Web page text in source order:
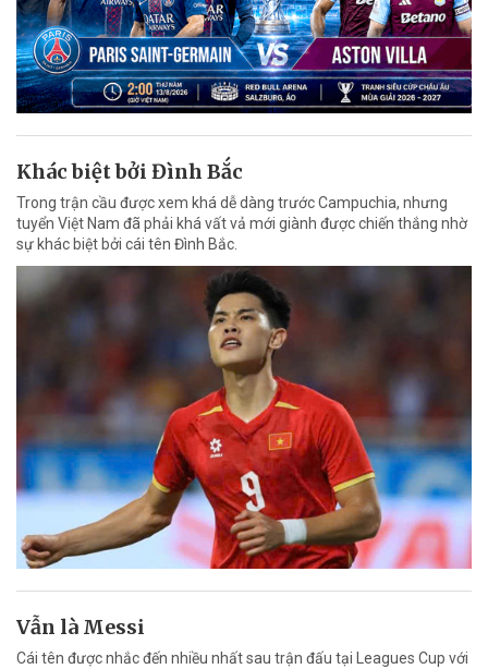
Khác biệt bởi Đình Bắc
Trong trận cầu được xem khá dễ dàng trước Campuchia, nhưng
tuyển Việt Nam đã phải khá vất vả mới giành được chiến thắng nhờ
sự khác biệt bởi cái tên Đình Bắc.
Vẫn là Messi
Cái tên được nhắc đến nhiều nhất sau trận đấu tại Leagues Cup với